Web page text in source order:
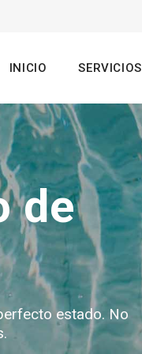
INICIO SERVICIOS
de
estado. No